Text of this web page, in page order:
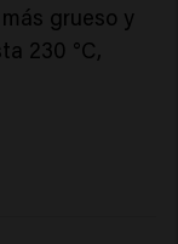
grueso y
230 °C,